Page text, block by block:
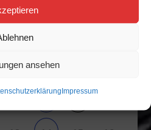
ansehen
Impressum
D
30 31